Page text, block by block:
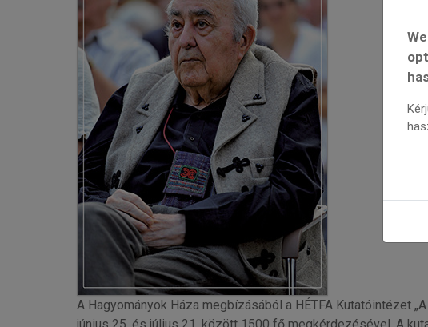
A Hagyományok Háza megbízásából a HÉTFA Kutatóintézet